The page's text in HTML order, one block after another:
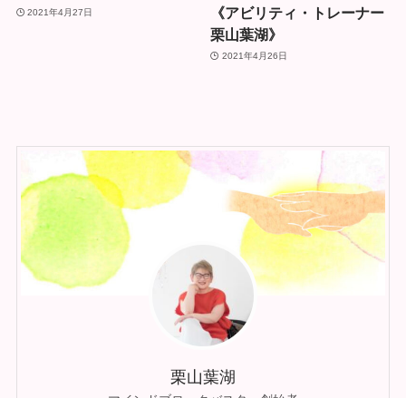
2021年4月27日
《アビリティ・トレーナー
栗山葉湖》
2021年4月26日
栗山葉湖